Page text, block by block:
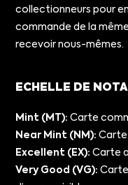
collectionneurs pour
commande de la
recevoir nous-mêmes.
ECHELLE DE
Mint (MT): Carte
Near Mint (NM): Carte
Excellent (EX): Carte
Very Good (VG):